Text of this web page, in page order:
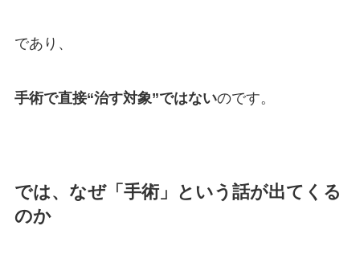
であり、
手術で直接“治す対象”ではないのです。
では、なぜ「手術」という話が出てくる
のか